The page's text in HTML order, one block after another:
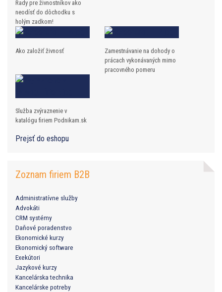
Rady pre živnostníkov ako
neodísť do dôchodku s
holým zadkom!
Ako založiť živnosť
Zamestnávanie na dohody o
prácach vykonávaných mimo
pracovného pomeru
Služba zvýraznenie v
katalógu firiem Podnikam.sk
Prejsť do eshopu
Zoznam firiem B2B
Administratívne služby
Advokáti
CRM systémy
Daňové poradenstvo
Ekonomické kurzy
Ekonomický software
Exekútori
Jazykové kurzy
Kancelárska technika
Kancelárske potreby